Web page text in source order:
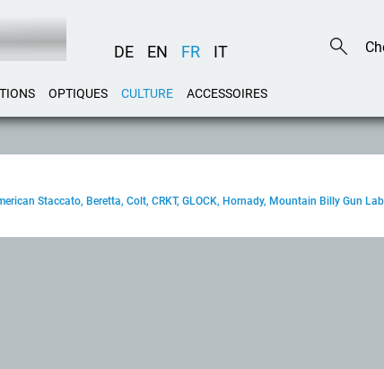
DE EN FR IT
OPTIQUES CULTURE ACCESSOIRES
Staccato, Beretta, Colt, CRKT, GLOCK, Hornady, Mountain Billy Gun